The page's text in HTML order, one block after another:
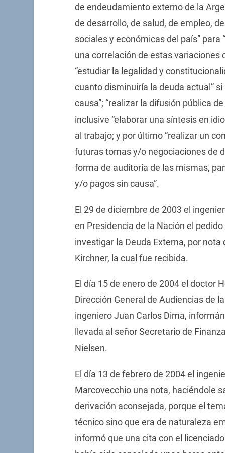
de endeudamiento externo de la
de desarrollo, de salud, de empleo,
sociales y económicas del país”
una correlación de estas variaciones
“estudiar la legalidad y
cuanto disminuiría la deuda actual”
causa”; “realizar la difusión pública
inclusive “elaborar una síntesis en
al trabajo; y por último “realizar un
futuras tomas y/o negociaciones de
forma de auditoría de las mismas,
y/o pagos sin causa”.
El 29 de diciembre de 2003 el
en Presidencia de la Nación el
investigar la Deuda Externa, por
Kirchner, la cual fue recibida.
El día 15 de enero de 2004 el doctor
Dirección General de Audiencias de
ingeniero Juan Carlos Dima,
llevada al señor Secretario de
Nielsen.
El día 13 de febrero de 2004 el
Marcovecchio una nota, haciéndole
derivación aconsejada, porque el
técnico sino que era de naturaleza
informó que una cita con el